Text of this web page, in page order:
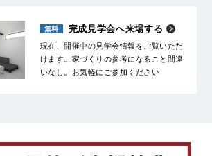
完成見学会へ来場する
現在、開催中の見学会情報をご覧いただ
けます。家づくりの参考になること間違
いなし。お気軽にご参加ください